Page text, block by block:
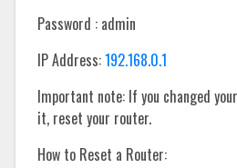
Password : admin
IP Address:192.168.0.1
Important note: If you changed
it, reset your router.
How to Reset a Router: